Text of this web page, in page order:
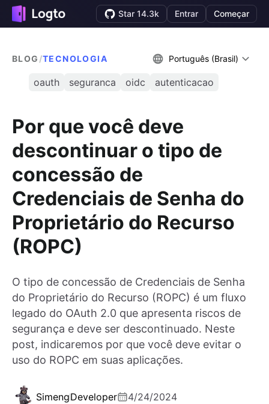
Star 14.3k Entrar Começar
BLOG /TECNOLOGIA Português (Brasil)
oauth seguranca oidc autenticacao
Por que você deve
descontinuar o tipo de
concessão de
Credenciais de Senha do
Proprietário do Recurso
(ROPC)
O tipo de concessão de Credenciais de Senha
do Proprietário do Recurso (ROPC) é um fluxo
legado do OAuth 2.0 que apresenta riscos de
segurança e deve ser descontinuado. Neste
post, indicaremos por que você deve evitar o
uso do ROPC em suas aplicações.
SimengDeveloper 4/24/2024